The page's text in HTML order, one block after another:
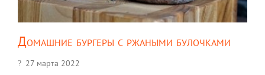
Домашние бургеры с ржаными булочками
27 марта 2022